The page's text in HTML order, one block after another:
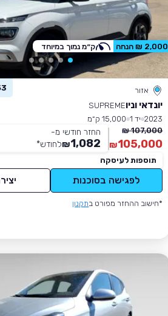
אזור 53 צפו
יונדאי וניוSUPREME
2023 יד 1
15,000 ק״מ
107,000 ₪
105,000
₪
החזר חודשי מ-
1,082
₪לחודש*
תוספות לעיסקה
לפגישה בסוכנות
*חישוב ההחזר מפורט בתקנון
2,000 ₪ הנחה ק״מ נמוך במיוחד